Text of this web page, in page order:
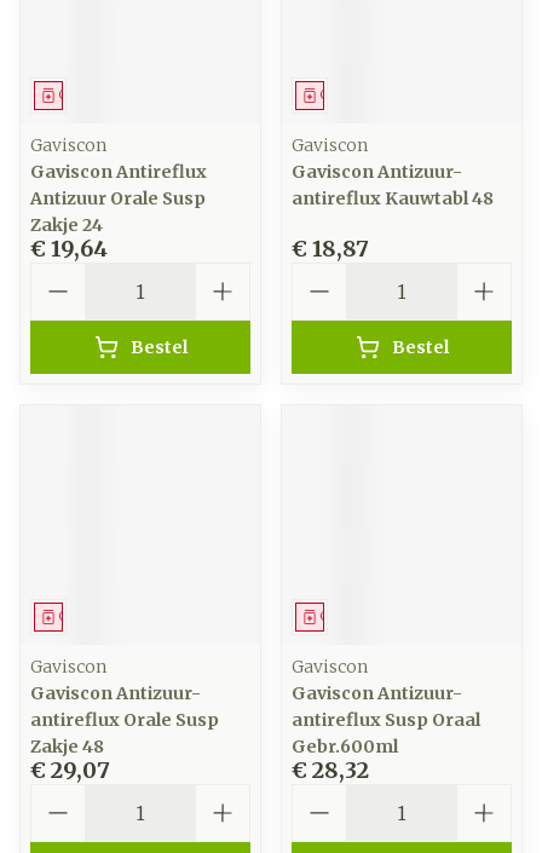
Geneesmiddel
Gaviscon
Gaviscon Antireflux
Antizuur Orale Susp
Zakje 24
€ 19,64
Bestel
Geneesmiddel
Gaviscon
Gaviscon Antizuur-
antireflux Kauwtabl 48
€ 18,87
Bestel
Geneesmiddel
Gaviscon
Gaviscon Antizuur-
antireflux Orale Susp
Zakje 48
€ 29,07
Geneesmiddel
Gaviscon
Gaviscon Antizuur-
antireflux Susp Oraal
Gebr.600ml
€ 28,32